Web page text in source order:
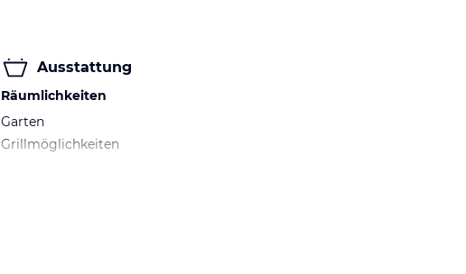
Ausstattung
Räumlichkeiten
Garten
Grillmöglichkeiten